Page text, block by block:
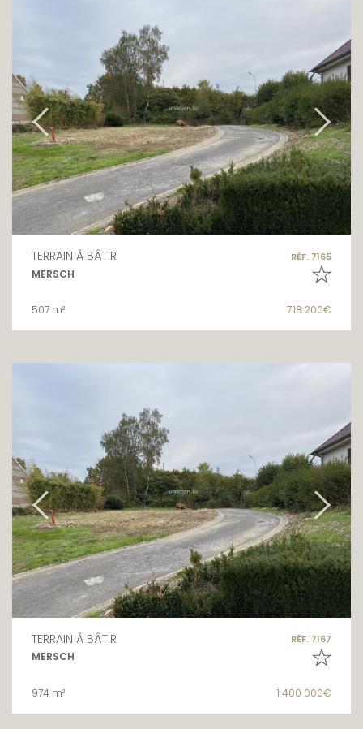
TERRAIN À BÂTIR RÉF. 7165
MERSCH
507 m² 718 200€
TERRAIN À BÂTIR RÉF. 7167
MERSCH
974 m² 1 400 000€